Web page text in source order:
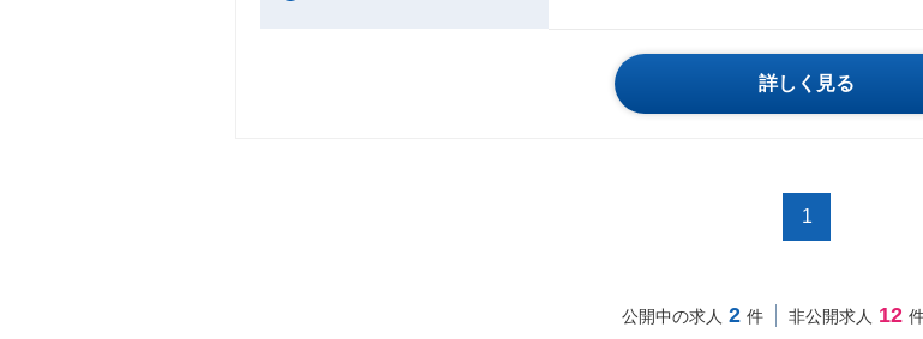
詳しく見る
1
公開中の求人 2 件 非公開求人 12